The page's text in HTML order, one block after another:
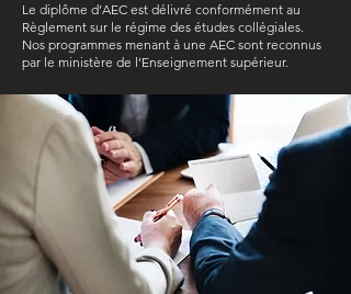
Le diplôme d’AEC est délivré conformément au
Règlement sur le régime des études collégiales.
Nos programmes menant à une AEC sont reconnus
par le ministère de l’Enseignement supérieur.